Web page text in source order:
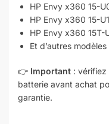
HP Envy x360 15-
HP Envy x360 15-
HP Envy x360 15T-
Et d’autres
👉 Important : vérifiez
batterie avant achat
garantie.